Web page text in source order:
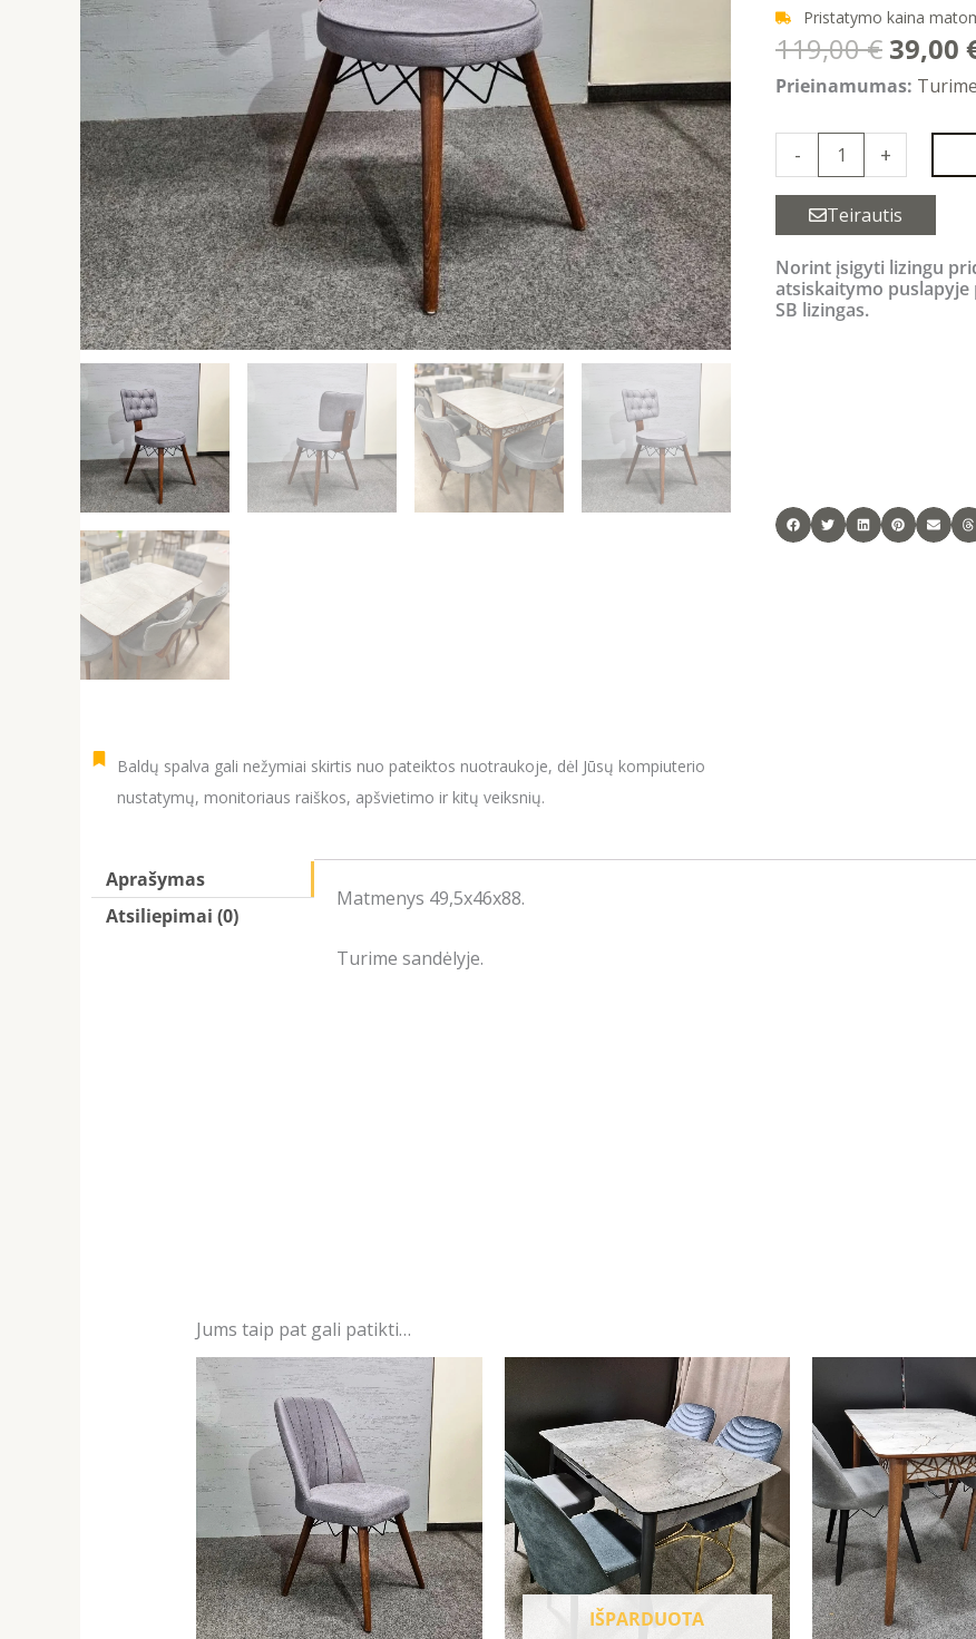
Baldų spalva gali nežymiai skirtis nuo pateiktos nuotraukoje, dėl Jūsų kompiuterio
nustatymų, monitoriaus raiškos, apšvietimo ir kitų veiksnių.
Pristatymo kaina
119,00€
price
39,00
Prieinamumas: Turime
-
produkto
GREY
kėdė
+
Teirautis
Norint įsigyti lizingu
atsiskaitymo
SB lizingas.
Aprašymas
Atsiliepimai (0)
Matmenys 49,5x46x88.
Turime sandėlyje.
Jums taip pat gali patikti…
Original
price
was:
119,00 €.
Current
price
is:
39,00 €.
IŠPARDUOTA
Original
price
was:
434,00 €.
Current
price
is:
99,00 €.